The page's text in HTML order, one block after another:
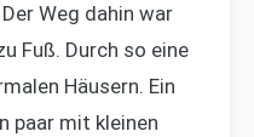
Weg dahin war
Fuß. Durch so eine
Häusern. Ein
paar mit kleinen